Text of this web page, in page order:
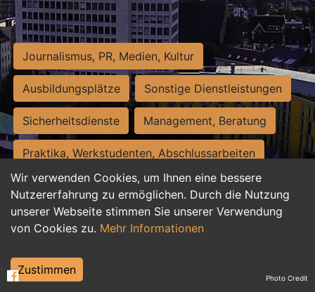
Wir verwenden Cookies, um Ihnen eine bessere
Nutzererfahrung zu ermöglichen. Durch die Nutzung
unserer Webseite stimmen Sie unserer Verwendung
von Cookies zu. Mehr Informationen
Zustimmen
Journalismus, PR, Medien, Kultur
Ausbildungsplätze Sonstige Dienstleistungen
Sicherheitsdienste Management, Beratung
Praktika, Werkstudenten, Abschlussarbeiten
Personalwesen Assistenz, Sekretariat
Hilfskräfte, Aushilfs- und Nebenjobs
Weiterbildung, Studium, duale Ausbildung Photo Credit